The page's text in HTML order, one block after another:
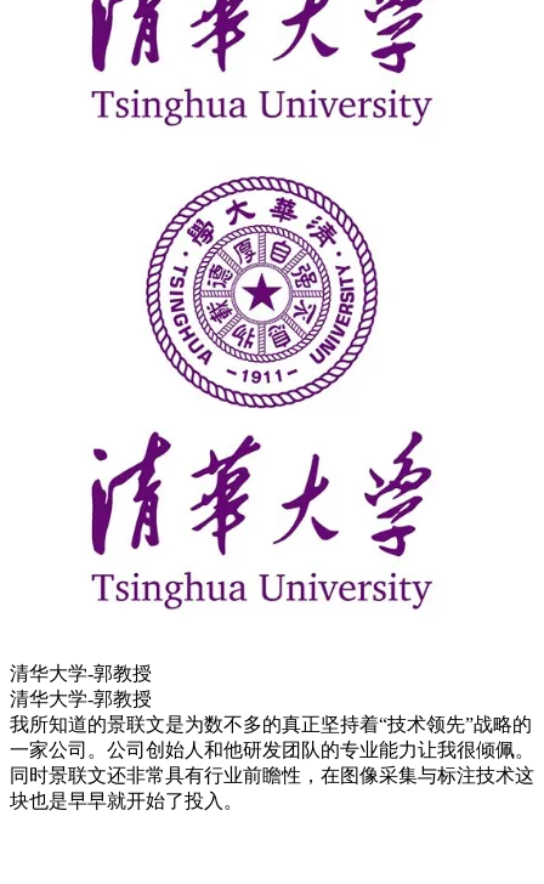
清华大学-郭教授
清华大学-郭教授
我所知道的景联文是为数不多的真正坚持着“技术领先”战略的
一家公司。公司创始人和他研发团队的专业能力让我很倾佩。
同时景联文还非常具有行业前瞻性，在图像采集与标注技术这
块也是早早就开始了投入。